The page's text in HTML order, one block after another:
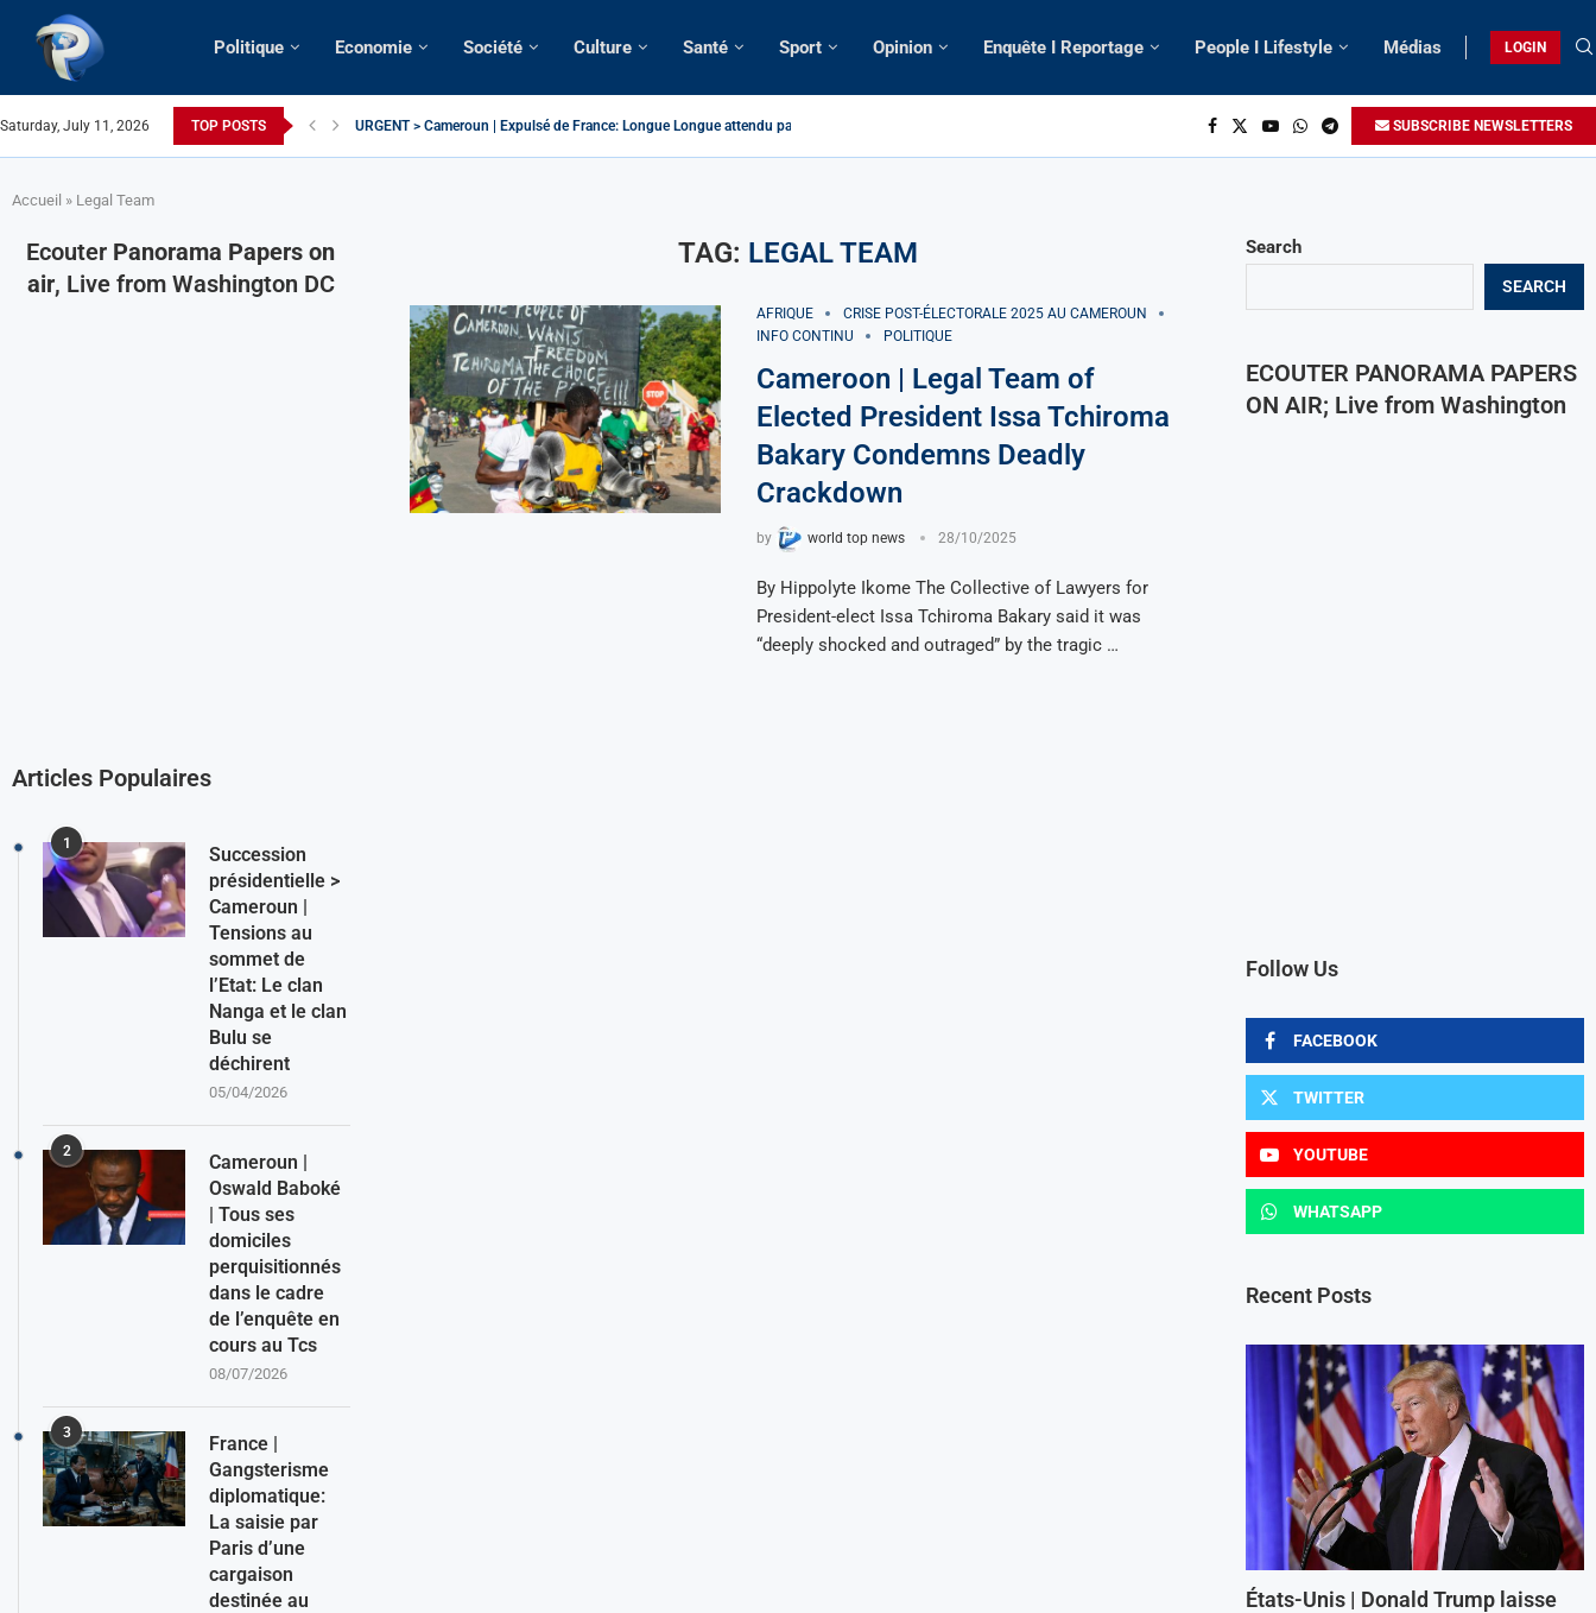
Politique Economie Société Culture Santé Sport Opinion Enquête I Reportage People I Lifestyle Médias LOGIN
Saturday, July 11, 2026 TOP POSTS URGENT > Cameroun | Expulsé de France: Longue Longue attendu par... SUBSCRIBE NEWSLETTERS
Accueil » Legal Team
TAG: LEGAL TEAM
AFRIQUE
CRISE POST-ÉLECTORALE 2025 AU CAMEROUN
INFO CONTINU
POLITIQUE
Cameroon | Legal Team of
Elected President Issa Tchiroma
Bakary Condemns Deadly
Crackdown
by world top news 28/10/2025
By Hippolyte Ikome The Collective of Lawyers for
President-elect Issa Tchiroma Bakary said it was
“deeply shocked and outraged” by the tragic …
Search
SEARCH
ECOUTER PANORAMA PAPERS
ON AIR; Live from Washington
Follow Us
FACEBOOK
TWITTER
YOUTUBE
WHATSAPP
Recent Posts
États-Unis | Donald Trump laisse
Ecouter Panorama Papers on
air, Live from Washington DC
Articles Populaires
1
Succession
présidentielle >
Cameroun |
Tensions au
sommet de
l’Etat: Le clan
Nanga et le clan
Bulu se
déchirent
05/04/2026
2
Cameroun |
Oswald Baboké
| Tous ses
domiciles
perquisitionnés
dans le cadre
de l’enquête en
cours au Tcs
08/07/2026
3
France |
Gangsterisme
diplomatique:
La saisie par
Paris d’une
cargaison
destinée au